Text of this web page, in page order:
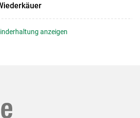
anzeigen